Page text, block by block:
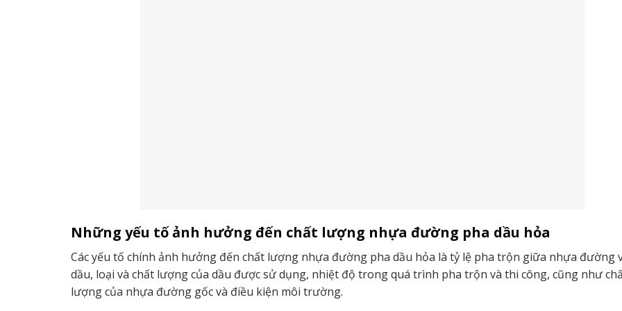
Những yếu tố ảnh hưởng đến chất lượng nhựa đường pha dầu hỏa
Các yếu tố chính ảnh hưởng đến chất lượng nhựa đường pha dầu hỏa là tỷ lệ pha trộn giữa nhựa đường
dầu, loại và chất lượng của dầu được sử dụng, nhiệt độ trong quá trình pha trộn và thi công, cũng như
lượng của nhựa đường gốc và điều kiện môi trường.